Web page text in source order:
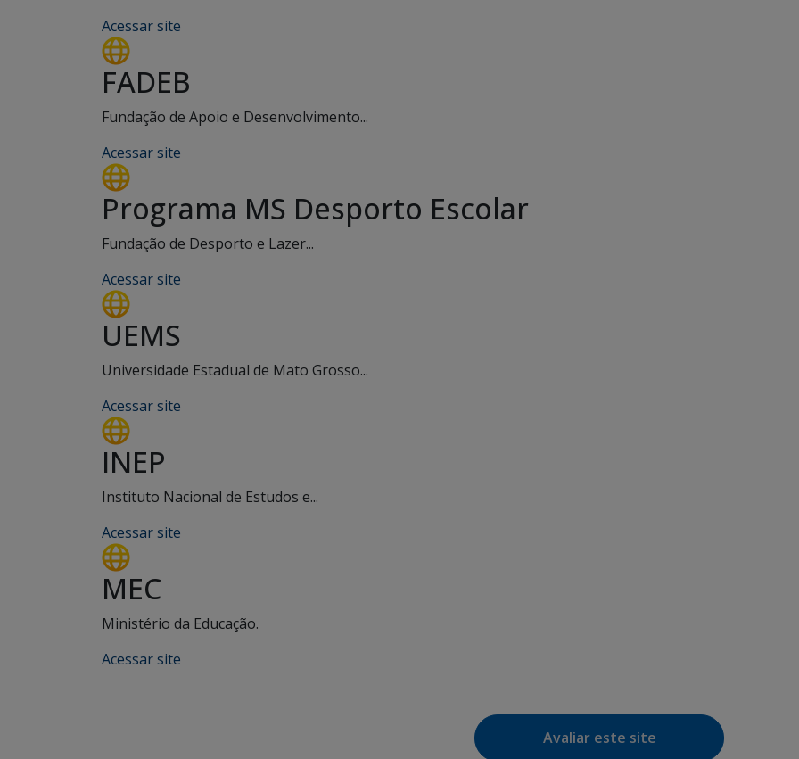
Acessar site
FADEB
Fundação de Apoio e Desenvolvimento...
Acessar site
Programa MS Desporto Escolar
Fundação de Desporto e Lazer...
Acessar site
UEMS
Universidade Estadual de Mato Grosso...
Acessar site
INEP
Instituto Nacional de Estudos e...
Acessar site
MEC
Ministério da Educação.
Acessar site
Avaliar este site